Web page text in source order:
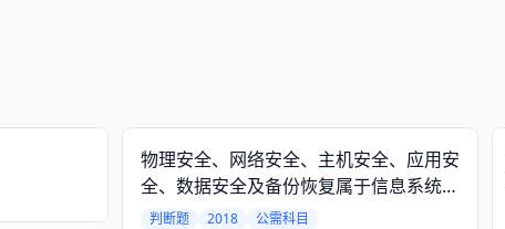
物理安全、网络安全、主机安全、应用安
全、数据安全及备份恢复属于信息系统安
全等级保护基本技术要求。
判断题 2018 公需科目